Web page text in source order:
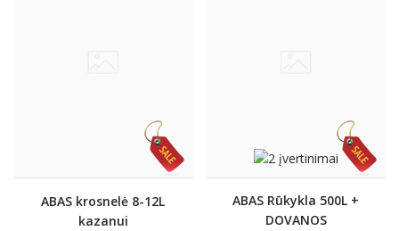
ABAS krosnelė 8-12L
kazanui
ABAS Rūkykla 500L +
DOVANOS